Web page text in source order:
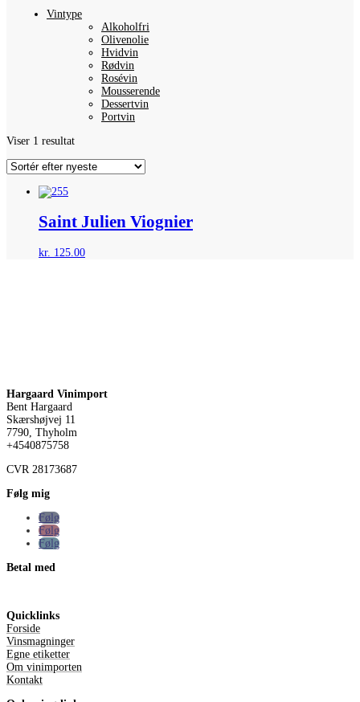
Vintype
Alkoholfri
Olivenolie
Hvidvin
Rødvin
Rosévin
Mousserende
Dessertvin
Portvin
Viser 1 resultat
Saint Julien Viognier
kr. 125.00
Hargaard Vinimport
Bent Hargaard
Skærshøjvej 11
7790, Thyholm
+4540875758
CVR 28173687
Følg mig
Følg
Følg
Følg
Betal med
Quicklinks
Forside
Vinsmagninger
Egne etiketter
Om vinimporten
Kontakt